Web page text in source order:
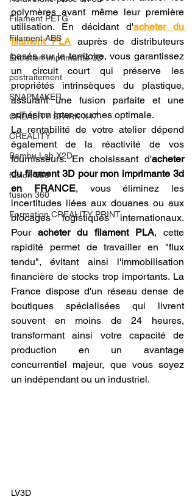
Filament PETG
Filament ABS
Entretien imprimante 3D
postraitement
SNAPMAKER
CRÉALITY SPARK X I7
CREALITY
Bambu Lab X2D
fusion 360
fusion 360
Formation CREALITY PRINT
polymères avant même leur première
utilisation. En décidant d'acheter du
filament PLA auprès de distributeurs
basés sur le territoire, vous garantissez
un circuit court qui préserve les
propriétés intrinsèques du plastique,
assurant une fusion parfaite et une
adhésion inter-couches optimale.
La rentabilité de votre atelier dépend
également de la réactivité de vos
fournisseurs. En choisissant d'acheter
du filament 3D pour mon imprimante 3d
en FRANCE, vous éliminez les
incertitudes liées aux douanes ou aux
blocages logistiques internationaux.
Pour acheter du filament PLA, cette
rapidité permet de travailler en "flux
tendu", évitant ainsi l'immobilisation
financière de stocks trop importants. La
France dispose d'un réseau dense de
boutiques spécialisées qui livrent
souvent en moins de 24 heures,
transformant ainsi votre capacité de
production en un avantage
concurrentiel majeur, que vous soyez
un indépendant ou un industriel.
LV3D